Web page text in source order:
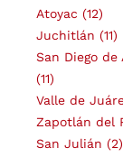
Atoyac (12)
Juchitlán (11)
San Diego de
(11)
Valle de
Zapotlán del
San Julián (2)